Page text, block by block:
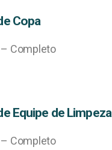
Copa
Completo
Equipe de Limpeza
Completo